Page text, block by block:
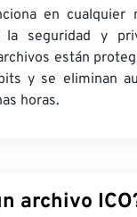
en cualquier
la seguridad y
están
y se eliminan
horas.
archivo